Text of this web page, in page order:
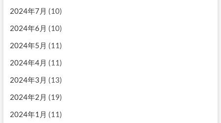
2024年7月 (10)
2024年6月 (10)
2024年5月 (11)
2024年4月 (11)
2024年3月 (13)
2024年2月 (19)
2024年1月 (11)